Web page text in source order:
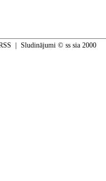
| Sludinājumi © ss sia 2000